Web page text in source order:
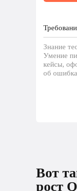
Знание
Умение
кейсы,
об
Вот
рост
Вот